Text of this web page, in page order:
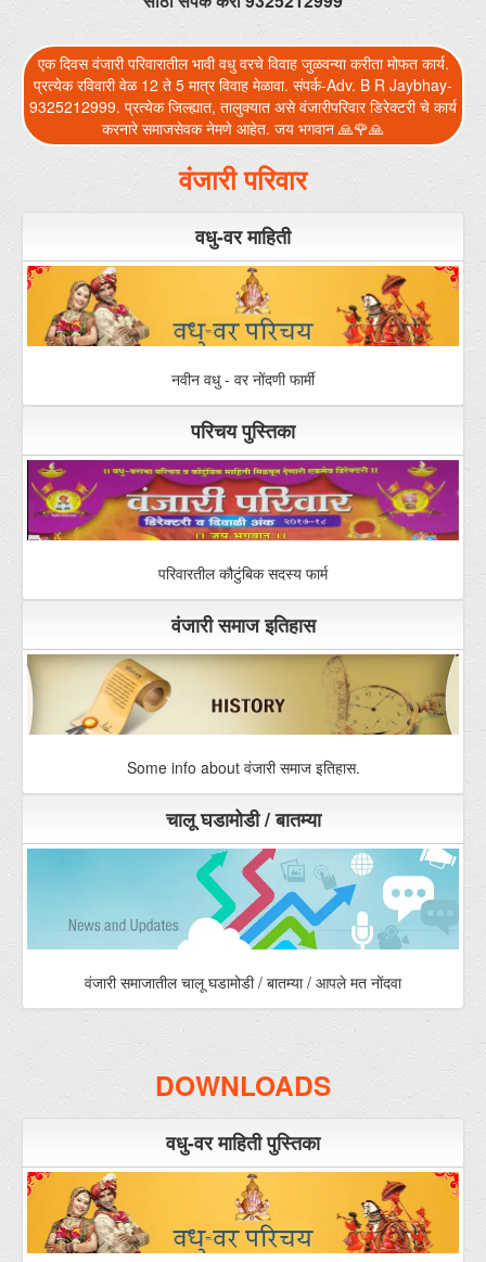
संपर्क
करनारे समाजसेवक नेमणे आहेत. जय भगवान 🙏🌹🙏
वंजारी परिवार
वधु-वर माहिती
नवीन वधु - वर नोंदणी फार्मी
परिचय पुस्तिका
परिवारतील कौटुंबिक सदस्य फार्म
वंजारी समाज इतिहास
Some info about वंजारी समाज इतिहास.
चालू घडामोडी / बातम्या
वंजारी समाजातील चालू घडामोडी / बातम्या / आपले मत नोंदवा
DOWNLOADS
वधु-वर माहिती पुस्तिका
DOWNLOAD PDF
वंजरी परिवार दिनदर्शिका